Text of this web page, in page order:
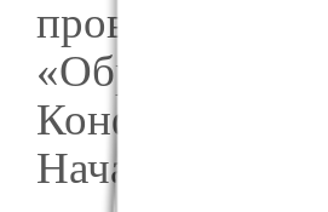
проводит VI
«Образы и
Конференция
Начало